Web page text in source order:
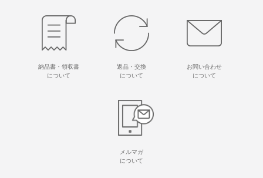
納品書・領収書
について
返品・交換
について
お問い合わせ
について
メルマガ
について